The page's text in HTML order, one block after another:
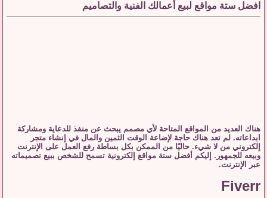
افضل ستة مواقع لبيع أعمالك الفنية والتصاميم
هناك العديد من المواقع المتاحة لأي مصمم يبحث عن منفذ للدعاية ومشاركة
ابداعاته. لم تعد هناك حاجة لإضاعة الوقت الثمين والمال في إنشاء متجر
إلكتروني من لا شيء. حاليًا من الممكن بكل بساطة رفع العمل على الإنترنت
وبيعه للجمهور. إليكم أفضل ستة مواقع إلكترونية تسمح للشخص ببيع تصميماته
عبر الإنترنت.
Fiverr